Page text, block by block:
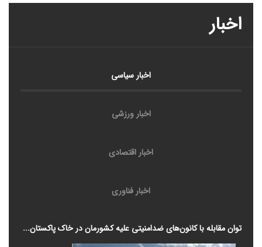
اخبار
اخبار سیاسی
اخبار ورزشی
اخبار اقتصادی
اخبار فناوری
توان مقابله با کانون‌های ضدامنیتی علیه کشورمان در خاک پاکستان...